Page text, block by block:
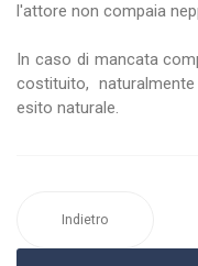
l'attore non compaia
In caso di mancata
costituito,
esito naturale.
Indietro